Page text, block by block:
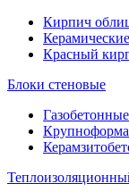
Кирпич
Красный
Блоки стеновые